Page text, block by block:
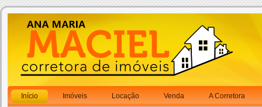
Início Imóveis Locação Venda
A Corretora